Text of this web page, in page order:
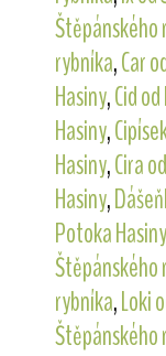
Štěpánského
rybníka,Car
Hasiny,Cid
Hasiny,
Hasiny,Cira
Hasiny,
Potoka Hasiny
Štěpánského
rybníka,Loki
Štěpánského